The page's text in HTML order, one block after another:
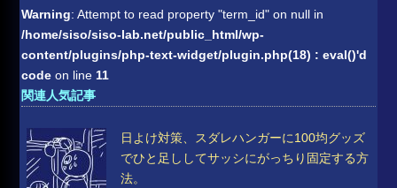
Warning: Attempt to read property "term_id" on null in
/home/siso/siso-lab.net/public_html/wp-
content/plugins/php-text-widget/plugin.php(18) : eval()'d
code on line11
関連人気記事
日よけ対策、スダレハンガーに100均グッズ
でひと足ししてサッシにがっちり固定する方
法。